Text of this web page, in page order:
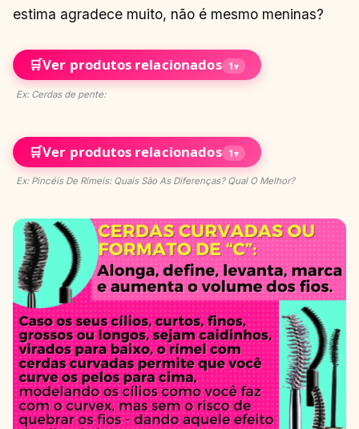
estima agradece muito, não é mesmo meninas?
🛒Ver produtos relacionados 1▾
Ex: Cerdas de pente:
🛒Ver produtos relacionados 1▾
Ex: Pincéis De Rímeis: Quais São As Diferenças? Qual O Melhor?